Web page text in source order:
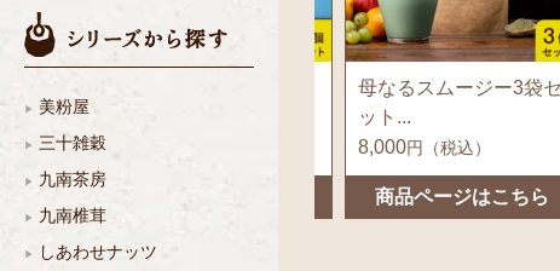
美粉屋
三十雑穀
九南茶房
九南椎茸
しあわせナッツ
こなゆきコラーゲン
（プラントベー...
3,500円（税込）
商品ページはこちら